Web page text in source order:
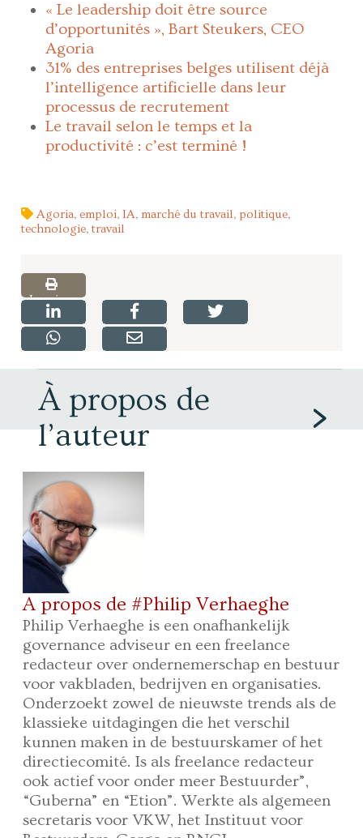
« Le leadership doit être source
d’opportunités », Bart Steukers, CEO
Agoria
31% des entreprises belges utilisent déjà
l’intelligence artificielle dans leur
processus de recrutement
Le travail selon le temps et la
productivité : c’est terminé !
Agoria,emploi,IA,marché du travail, politique,
technologie,travail
Imprimer
À propos de
l’auteur
A propos de #Philip Verhaeghe
Philip Verhaeghe is een onafhankelijk
governance adviseur en een freelance
redacteur over ondernemerschap en bestuur
voor vakbladen, bedrijven en organisaties.
Onderzoekt zowel de nieuwste trends als de
klassieke uitdagingen die het verschil
kunnen maken in de bestuurskamer of het
directiecomité. Is als freelance redacteur
ook actief voor onder meer Bestuurder”,
“Guberna” en “Etion”. Werkte als algemeen
secretaris voor VKW, het Instituut voor